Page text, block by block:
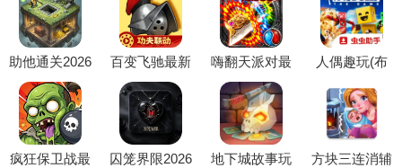
助他通关2026
官方最新版本
百变飞驰最新
手机版
嗨翻天派对最
新手机版
人偶趣玩(布
戏)
疯狂保卫战最
囚笼界限2026
地下城故事玩
方块三连消辅